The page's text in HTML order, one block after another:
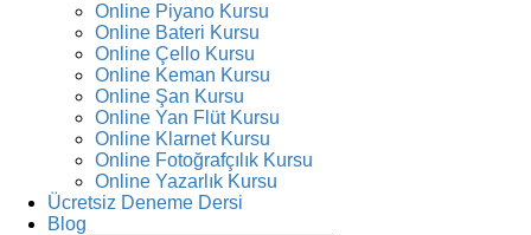
Online Piyano Kursu
Online Bateri Kursu
Online Çello Kursu
Online Keman Kursu
Online Şan Kursu
Online Yan Flüt Kursu
Online Klarnet Kursu
Online Fotoğrafçılık Kursu
Online Yazarlık Kursu
Ücretsiz Deneme Dersi
Blog